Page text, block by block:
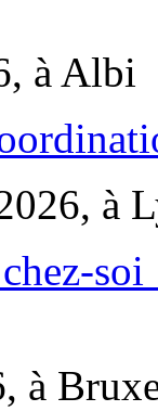
à Albi
à
à